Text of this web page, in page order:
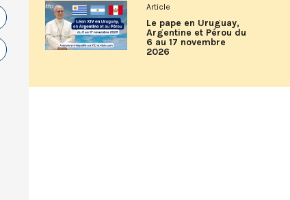
Article
Le pape en Uruguay,
Argentine et Pérou du
6 au 17 novembre
2026